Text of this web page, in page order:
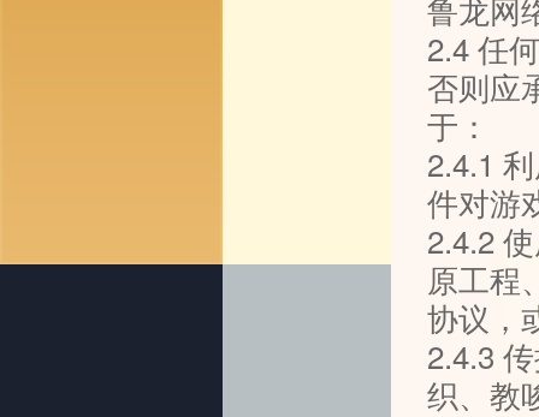
鲁龙网
2.4 任
否则应
于：
2.4.1
件对游
2.4.2
原工程
协议，
2.4.3
织、教